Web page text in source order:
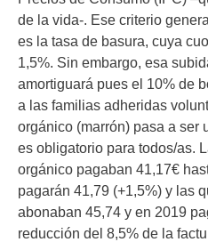
de la vida-. Ese criterio
es la tasa de basura, cuya
1,5%. Sin embargo, esa
amortiguará pues el 10% de
a las familias adheridas
orgánico (marrón) pasa a ser
es obligatorio para todos/as.
orgánico pagaban 41,17€
pagarán 41,79 (+1,5%) y las
abonaban 45,74 y en 2019
reducción del 8,5% de la